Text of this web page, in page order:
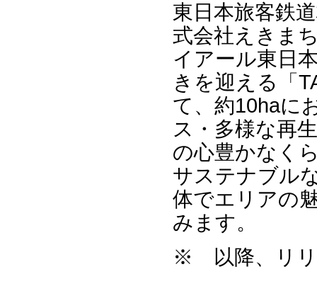
東日本旅客鉄
式会社えきま
イアール東日
きを迎える「
て、約10haに
ス・多様な再
の心豊かなく
サステナブル
体でエリアの
みます。
※ 以降、リリ